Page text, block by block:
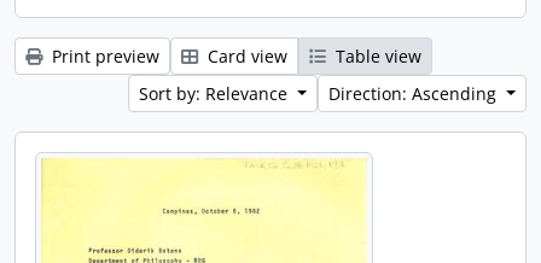
Print preview Card view
Table view
Sort by: Relevance
Direction: Ascending